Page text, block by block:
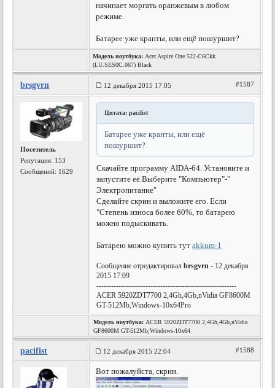
начинает моргать оранжевым в любом
режиме.
Батарее уже кранты, или ещё пошуршит?
Модель ноутбука: Acer Aspire One 522-C6Ckk
(LU.SES0C.067) Black
brsgvrn 12 декабря 2015 17:05 #1587
Посетитель
Репутация: 153
Сообщений: 1629
Цитата: pacifist
Батарее уже кранты, или ещё
пошуршит?
Скачайте программу AIDA-64. Установите и
запустите её.Выберите "Компьютер"-"
Электропитание"
Сделайте скрин и выложите его. Если
"Степень износа более 60%, то батарею
можно подыскивать.
Батарею можно купить тутakkum-1
Сообщение отредактировалbrsgvrn - 12 декабря
2015 17:09
---------------------------------------------------------
ACER 5920ZDT7700 2,4Gh,4Gb,nVidia GF8600M
GT-512Mb,Windows-10x64Pro
Модель ноутбука: ACER 5920ZDT7700 2,4Gh,4Gb,nVidia
GF8600M GT-512Mb,Windows-10x64
pacifist 12 декабря 2015 22:04 #1588
Вот пожалуйста, скрин.